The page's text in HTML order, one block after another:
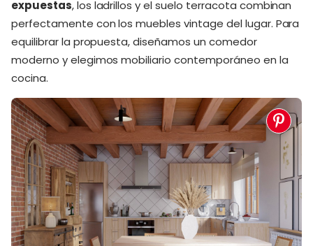
expuestas, los ladrillos y el suelo terracota combinan
perfectamente con los muebles vintage del lugar. Para
equilibrar la propuesta, diseñamos un comedor
moderno y elegimos mobiliario contemporáneo en la
cocina.